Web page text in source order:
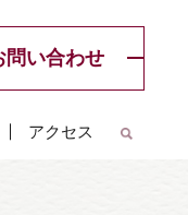
アクセス
問い合わせ